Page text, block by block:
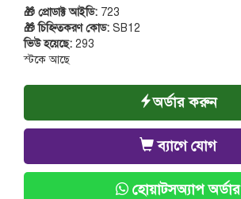
🎁 প্রোডাক্ট আইডি: 723
🎁 চিহ্নিতকরণ কোড: SB12
ভিউ হয়েছে: 293
স্টকে আছে
অর্ডার করুন
ব্যাগে যোগ
হোয়াটসঅ্যাপ অর্ডার